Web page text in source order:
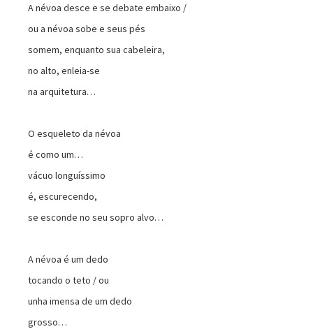
A névoa desce e se debate embaixo /
ou a névoa sobe e seus pés
somem, enquanto sua cabeleira,
no alto, enleia-se
na arquitetura…
O esqueleto da névoa
é como um…
vácuo longuíssimo
é, escurecendo,
se esconde no seu sopro alvo…
A névoa é um dedo
tocando o teto / ou
unha imensa de um dedo
grosso…